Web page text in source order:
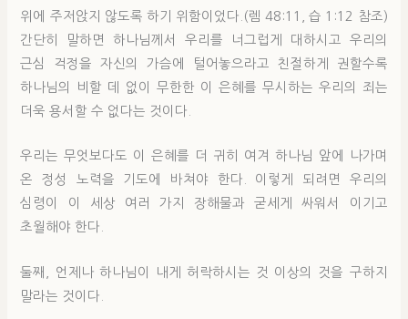
위에 주저앉지 않도록 하기 위함이었다.(렘 48:11, 습 1:12 참조)
간단히 말하면 하나님께서 우리를 너그럽게 대하시고 우리의
근심 걱정을 자신의 가슴에 털어놓으라고 친절하게 권할수록
하나님의 비할 데 없이 무한한 이 은혜를 무시하는 우리의 죄는
더욱 용서할 수 없다는 것이다.
우리는 무엇보다도 이 은혜를 더 귀히 여겨 하나님 앞에 나가며
온 정성 노력을 기도에 바쳐야 한다. 이렇게 되려면 우리의
심령이 이 세상 여러 가지 장해물과 굳세게 싸워서 이기고
초월해야 한다.
둘째, 언제나 하나님이 내게 허락하시는 것 이상의 것을 구하지
말라는 것이다.